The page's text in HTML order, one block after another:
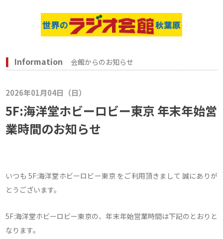
Information 会館からのお知らせ
2026年01月04日（日）
5F:海洋堂ホビーロビー東京 年末年始営
業時間のお知らせ
いつも 5F:海洋堂ホビーロビー東京 をご利用頂きまして 誠にありが
とうございます。
5F:海洋堂ホビーロビー東京の、年末年始営業時間は下記のとおりと
なります。